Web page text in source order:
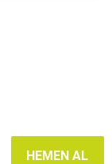
HEMEN AL